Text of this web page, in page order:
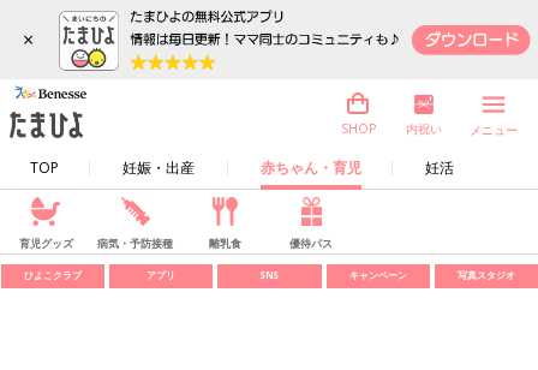
×
TOP 妊娠・出産 赤ちゃん・育児 妊活
SHOP 内祝い メニュー
育児グッズ 病気・予防接種 離乳食 優待パス
ひよこクラブ アプリ SNS キャンペーン 写真スタジオ